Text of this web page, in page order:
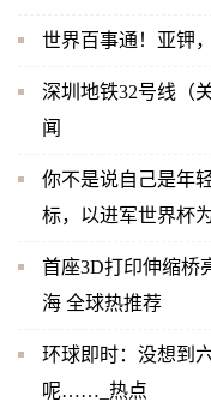
世界百事通！亚钾
深圳地铁32号线（
闻
你不是说自己是年
标，以进军世界杯
首座3D打印伸缩桥
海 全球热推荐
环球即时：没想到
呢……_热点